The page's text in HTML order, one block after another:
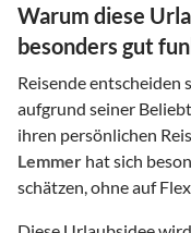
Warum diese
besonders gut
Reisende entscheiden
aufgrund seiner
ihren persönlichen
Lemmer hat sich
schätzen, ohne auf